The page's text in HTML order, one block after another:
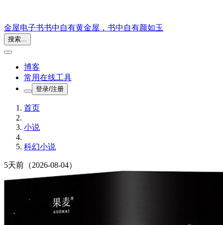
金屋电子书书中自有黄金屋，书中自有颜如玉
搜索...
博客
常用在线工具
登录/注册
首页
小说
科幻小说
5天前 （2026-08-04）